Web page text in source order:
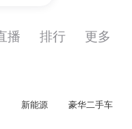
播 排行 更多
新能源 豪华二手车